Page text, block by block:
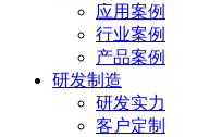
应用案例
行业案例
产品案例
研发制造
研发实力
客户定制